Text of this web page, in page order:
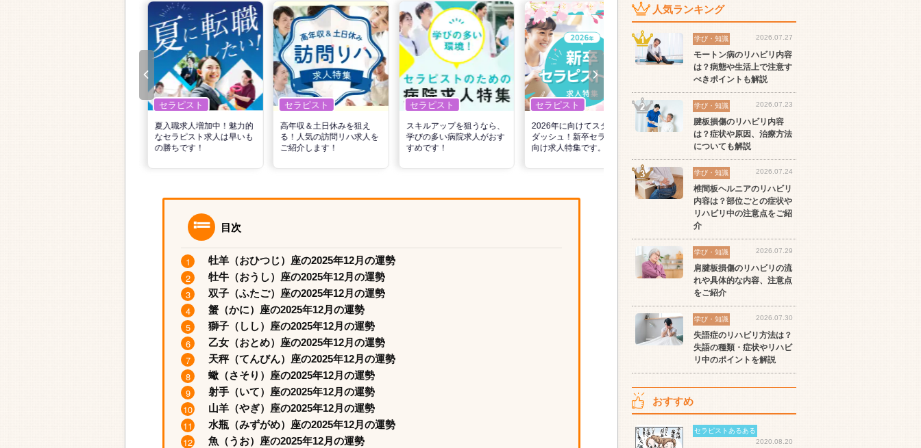
セラピスト
夏入職求人増加中！魅力的
なセラピスト求人は早いも
の勝ちです！
セラピスト
高年収＆土日休みを狙え
る！人気の訪問リハ求人を
ご紹介します！
セラピスト
スキルアップを狙うなら、
学びの多い病院求人がおす
すめです！
セラピスト
2026年に向けてスタート
ダッシュ！新卒セラピスト
向け求人特集です。
セラピスト
世の中の需要の高まりとと
もに増加傾向の「介護施
設」求人をご紹介！
セラピスト
ワークライフバランス重視
派の方へ！なぜ120日が基
目次
牡羊（おひつじ）座の2025年12月の運勢
牡牛（おうし）座の2025年12月の運勢
双子（ふたご）座の2025年12月の運勢
蟹（かに）座の2025年12月の運勢
獅子（しし）座の2025年12月の運勢
乙女（おとめ）座の2025年12月の運勢
天秤（てんびん）座の2025年12月の運勢
蠍（さそり）座の2025年12月の運勢
射手（いて）座の2025年12月の運勢
山羊（やぎ）座の2025年12月の運勢
水瓶（みずがめ）座の2025年12月の運勢
魚（うお）座の2025年12月の運勢
人気ランキング
学び・知識 2026.07.27
モートン病のリハビリ内容
は？病態や生活上で注意す
べきポイントも解説
学び・知識 2026.07.23
腱板損傷のリハビリ内容
は？症状や原因、治療方法
についても解説
学び・知識 2026.07.24
椎間板ヘルニアのリハビリ
内容は？部位ごとの症状や
リハビリ中の注意点をご紹
介
学び・知識 2026.07.29
肩腱板損傷のリハビリの流
れや具体的な内容、注意点
をご紹介
学び・知識 2026.07.30
失語症のリハビリ方法は？
失語の種類・症状やリハビ
リ中のポイントを解説
おすすめ
セラピストあるある
2020.08.20